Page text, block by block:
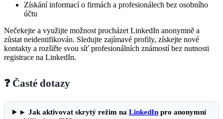
Získání informací o firmách a profesionálech bez osobního
účtu
Nečekejte a využijte možnost procházet LinkedIn anonymně a
zůstat neidentifikován. Sledujte zajímavé profily, získejte nové
kontakty a rozšiřte svou síť profesionálních známostí bez nutnosti
registrace na LinkedIn.
❓ Časté dotazy
▸ Jak aktivovat skrytý režim naLinkedIn pro anonymní